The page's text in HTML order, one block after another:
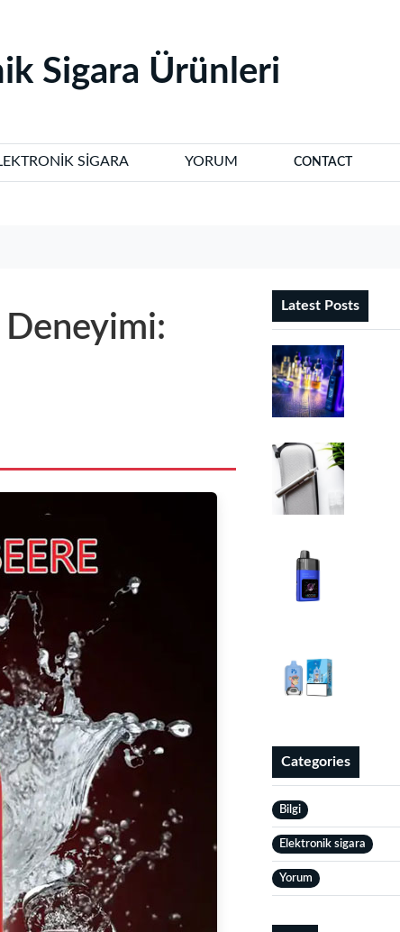
Sigara Ürünleri‌
SIGARA YORUM CONTACT
Latest Posts
Categories
Bilgi
Elektronik sigara
Yorum